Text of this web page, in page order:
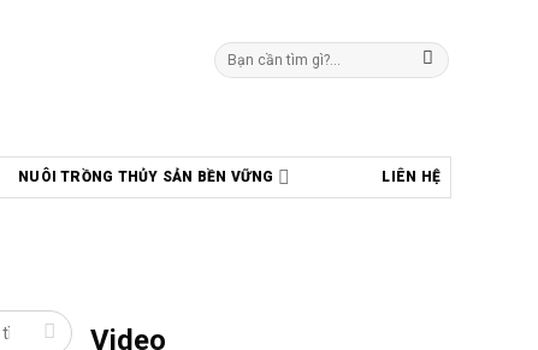
Tìm
kiếm:
NUÔI TRỒNG THỦY SẢN BỀN VỮNG LIÊN HỆ
Video